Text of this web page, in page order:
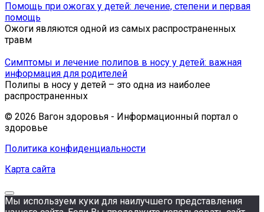
Помощь при ожогах у детей: лечение, степени и первая
помощь
Ожоги являются одной из самых распространенных
травм
Симптомы и лечение полипов в носу у детей: важная
информация для родителей
Полипы в носу у детей – это одна из наиболее
распространенных
© 2026 Вагон здоровья - Информационный портал о
здоровье
Политика конфиденциальности
Карта сайта
Мы используем куки для наилучшего представления